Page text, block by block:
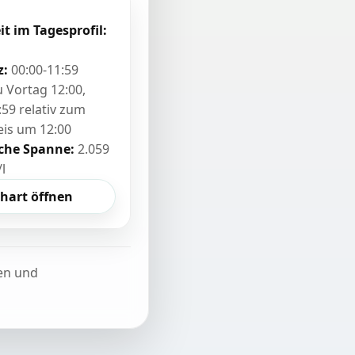
im Tagesprofil:
00:00-11:59
Vortag 12:00,
relativ zum
um 12:00
Spanne: 2.059
öffnen
und